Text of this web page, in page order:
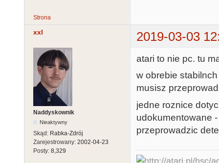
Strona
xxl 2019-03-03
Naddyskownik
Nieaktywny
Skąd: Rabka-Zdrój
Zarejestrowany: 2002-04-23
Posty: 8,329
atari to nie pc. tu
w obrebie
musisz
jedne roznice
udokumentowane
przeprowadzic